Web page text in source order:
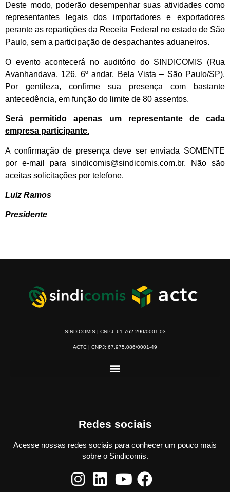
Deste modo, poderão desempenhar suas atividades como
representantes legais dos importadores e exportadores
perante as repartições da Receita Federal no estado de São
Paulo, sem a participação de despachantes aduaneiros.
O evento acontecerá no auditório do SINDICOMIS (Rua
Avanhandava, 126, 6º andar, Bela Vista – São Paulo/SP).
Por gentileza, confirme sua presença com bastante
antecedência, em função do limite de 80 assentos.
Será permitido apenas um representante de cada
empresa participante.
A confirmação de presença deve ser enviada SOMENTE
por e-mail para sindicomis@sindicomis.com.br. Não são
aceitas solicitações por telefone.
Luiz Ramos
Presidente
SINDICOMIS | CNPJ: 61.762.290/0001-03
ACTC | CNPJ: 67.975.086/0001-49
Redes sociais
Acesse nossas redes sociais para conhecer um pouco mais
sobre o Sindicomis.